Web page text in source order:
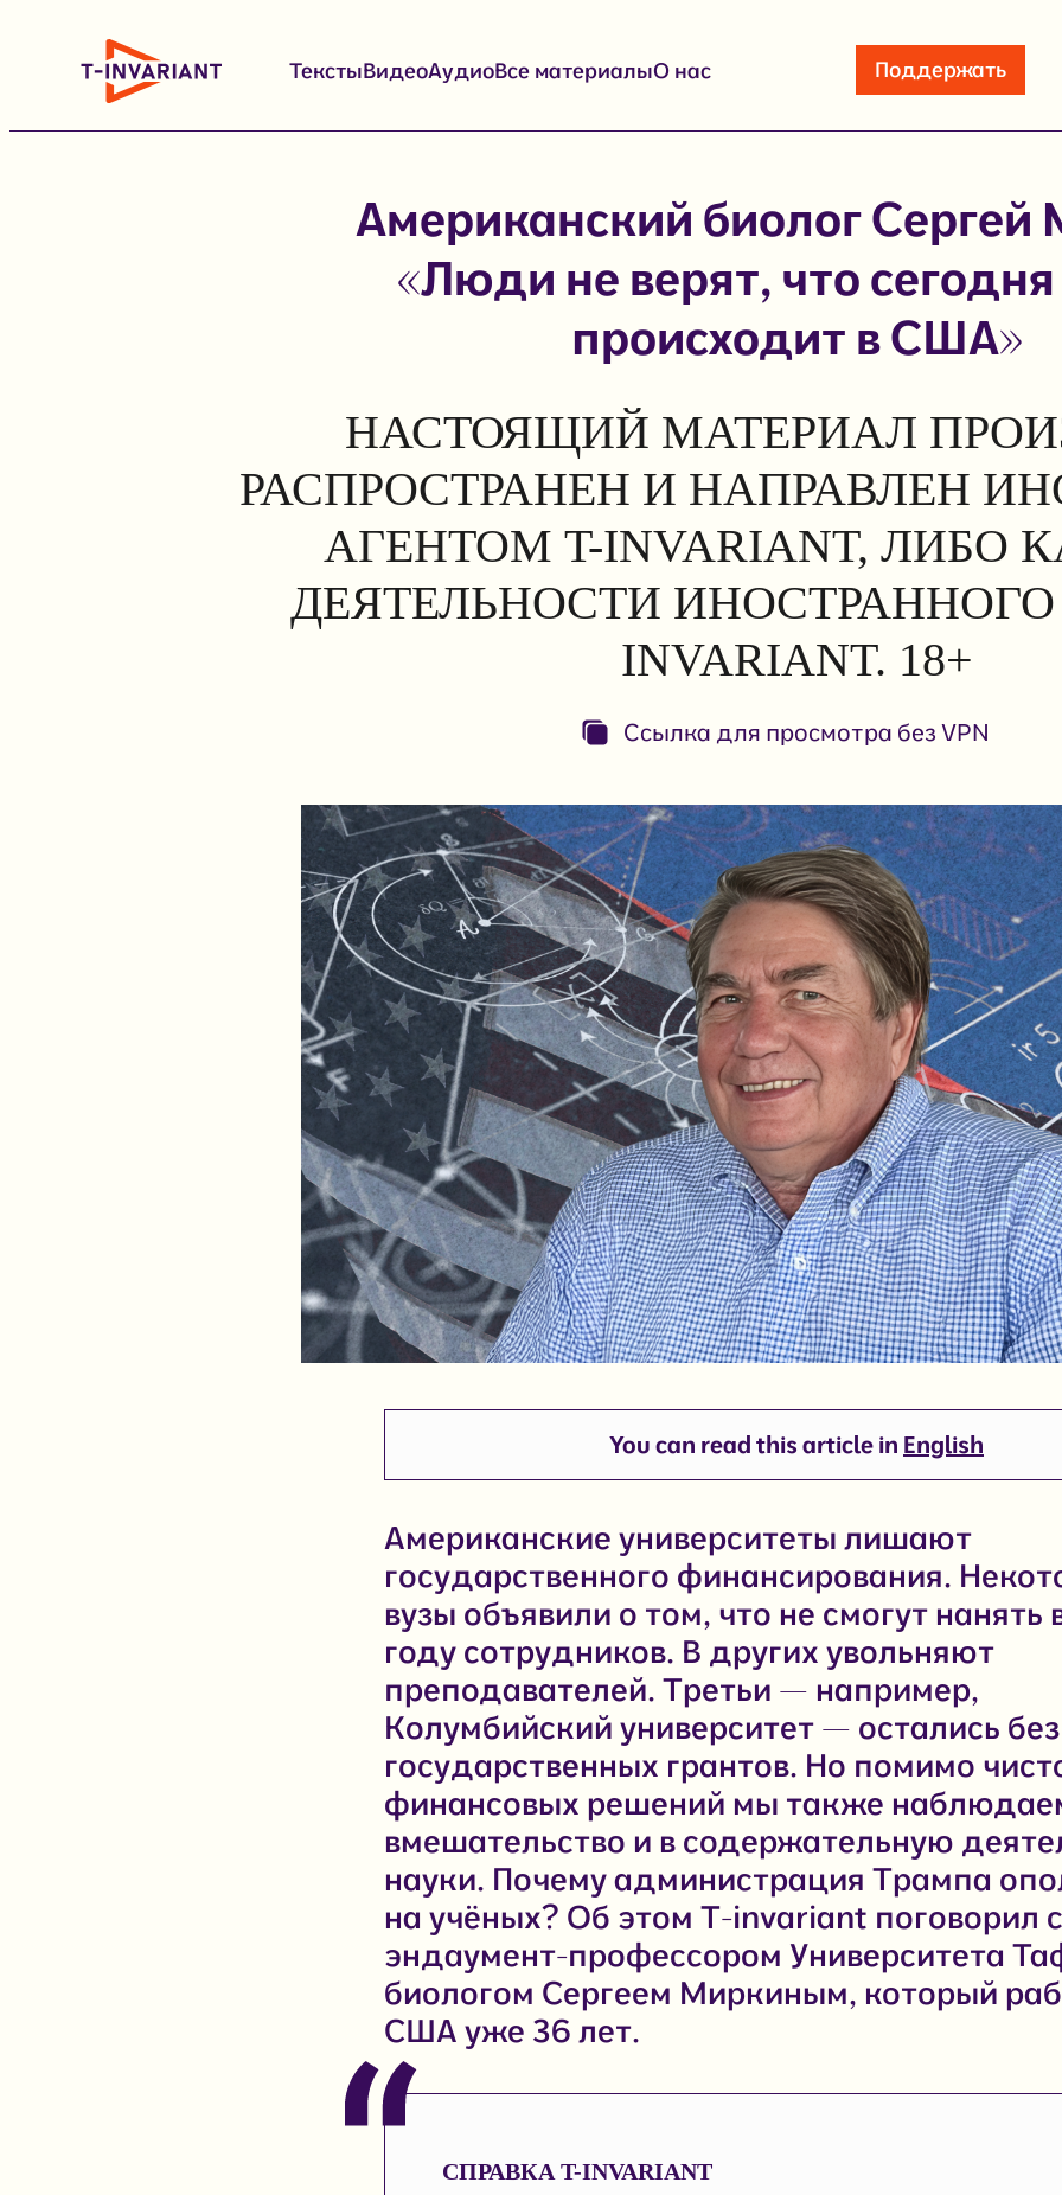
содержимому
ТекстыВидеоАудиоВсе материалыО нас Поддержать
Американский биолог Сергей
«Люди не верят, что
происходит в США»
НАСТОЯЩИЙ МАТЕРИАЛ
РАСПРОСТРАНЕН И НАПРАВЛЕН
АГЕНТОМ T-INVARIANT, ЛИБО
ДЕЯТЕЛЬНОСТИ ИНОСТРАННОГО
INVARIANT. 18+
Ссылка для просмотра без VPN
You can read this article in English
Американские университеты лишают
государственного финансирования.
вузы объявили о том, что не смогут нанять
году сотрудников. В других увольняют
преподавателей. Третьи — например,
Колумбийский университет — остались без
государственных грантов. Но помимо
финансовых решений мы также
вмешательство и в содержательную
науки. Почему администрация Трампа
на учёных? Об этом T-invariant поговорил с
эндаумент-профессором Университета
биологом Сергеем Миркиным, который
США уже 36 лет.
СПРАВКА T-INVARIANT